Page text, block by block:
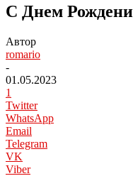
С Днем
Автор
romario
-
01.05.2023
1
Twitter
WhatsApp
Email
Telegram
VK
Viber